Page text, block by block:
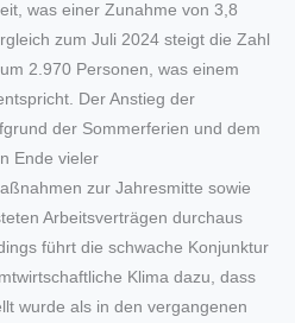
was einer Zunahme von 3,8
zum Juli 2024 steigt die Zahl
2.970 Personen, was einem
Der Anstieg der
der Sommerferien und dem
Ende vieler
zur Jahresmitte sowie
Arbeitsverträgen durchaus
führt die schwache Konjunktur
Klima dazu, dass
wurde als in den vergangenen